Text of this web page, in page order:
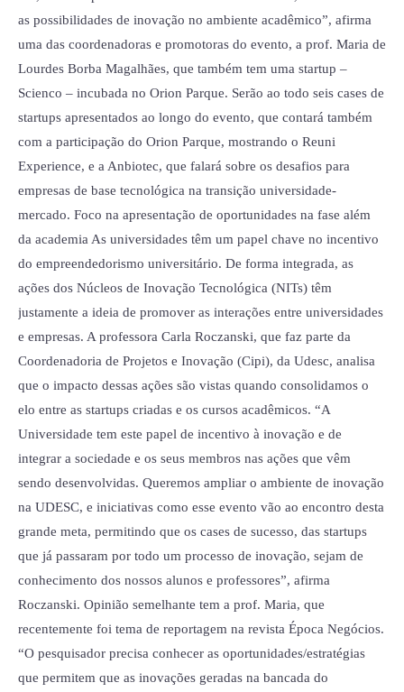
as possibilidades de inovação no ambiente acadêmico”, afirma
uma das coordenadoras e promotoras do evento, a prof. Maria de
Lourdes Borba Magalhães, que também tem uma startup –
Scienco – incubada no Orion Parque. Serão ao todo seis cases de
startups apresentados ao longo do evento, que contará também
com a participação do Orion Parque, mostrando o Reuni
Experience, e a Anbiotec, que falará sobre os desafios para
empresas de base tecnológica na transição universidade-
mercado. Foco na apresentação de oportunidades na fase além
da academia As universidades têm um papel chave no incentivo
do empreendedorismo universitário. De forma integrada, as
ações dos Núcleos de Inovação Tecnológica (NITs) têm
justamente a ideia de promover as interações entre universidades
e empresas. A professora Carla Roczanski, que faz parte da
Coordenadoria de Projetos e Inovação (Cipi), da Udesc, analisa
que o impacto dessas ações são vistas quando consolidamos o
elo entre as startups criadas e os cursos acadêmicos. “A
Universidade tem este papel de incentivo à inovação e de
integrar a sociedade e os seus membros nas ações que vêm
sendo desenvolvidas. Queremos ampliar o ambiente de inovação
na UDESC, e iniciativas como esse evento vão ao encontro desta
grande meta, permitindo que os cases de sucesso, das startups
que já passaram por todo um processo de inovação, sejam de
conhecimento dos nossos alunos e professores”, afirma
Roczanski. Opinião semelhante tem a prof. Maria, que
recentemente foi tema de reportagem na revista Época Negócios.
“O pesquisador precisa conhecer as oportunidades/estratégias
que permitem que as inovações geradas na bancada do